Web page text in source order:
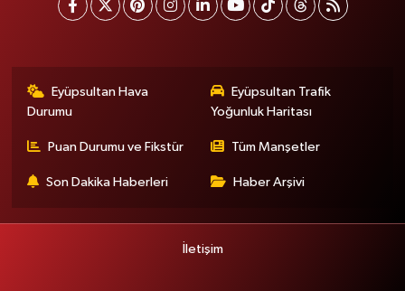
Eyüpsultan Hava
Durumu
Eyüpsultan Trafik
Yoğunluk Haritası
Puan Durumu ve Fikstür Tüm Manşetler
Son Dakika Haberleri Haber Arşivi
İletişim